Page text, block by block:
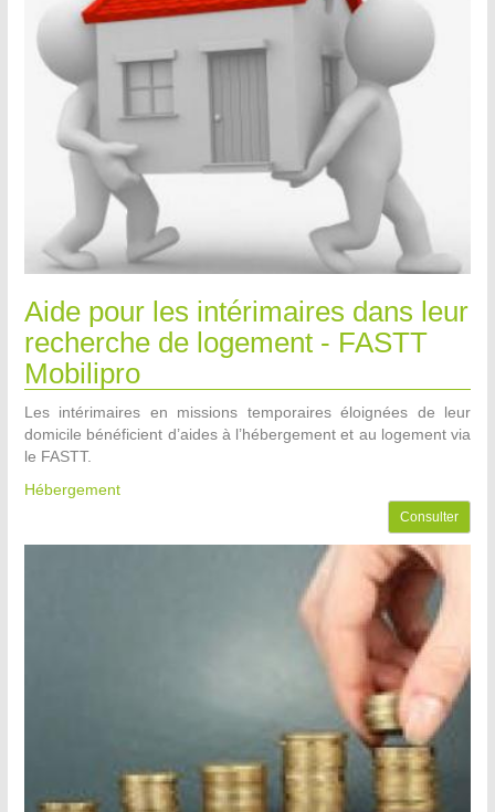
Aide pour les intérimaires dans leur
recherche de logement - FASTT
Mobilipro
Les intérimaires en missions temporaires éloignées de leur
domicile bénéficient d’aides à l’hébergement et au logement via
le FASTT.
Hébergement
Consulter